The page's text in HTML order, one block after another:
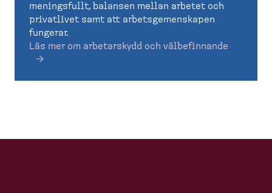
meningsfullt, balansen mellan arbetet och
privatlivet samt att arbetsgemenskapen
fungerar.
Läs mer om arbetarskydd och välbefinnande